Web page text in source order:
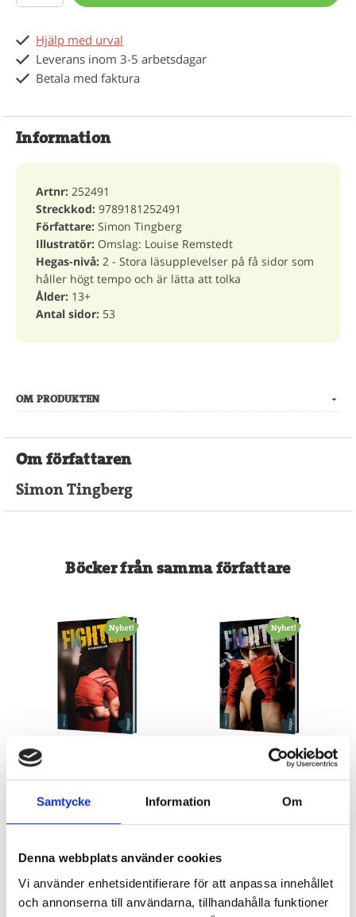
Samtycke Information Om
Denna webbplats använder cookies
Vi använder enhetsidentifierare för att anpassa innehållet
och annonserna till användarna, tillhandahålla funktioner
Hjälp med urval
Leverans inom 3-5 arbetsdagar
Betala med faktura
Information
Artnr: 252491
Streckkod: 9789181252491
Författare: Simon Tingberg
Illustratör: Omslag: Louise Remstedt
Hegas-nivå: 2 - Stora läsupplevelser på få sidor som
håller högt tempo och är lätta att tolka
Ålder: 13+
Antal sidor: 53
OM PRODUKTEN
Om författaren
Simon Tingberg
Böcker från samma författare
Fighter 1- Utan regler
202 kr
Fighter 2 - Slå tillbaka
Simon Tingberg